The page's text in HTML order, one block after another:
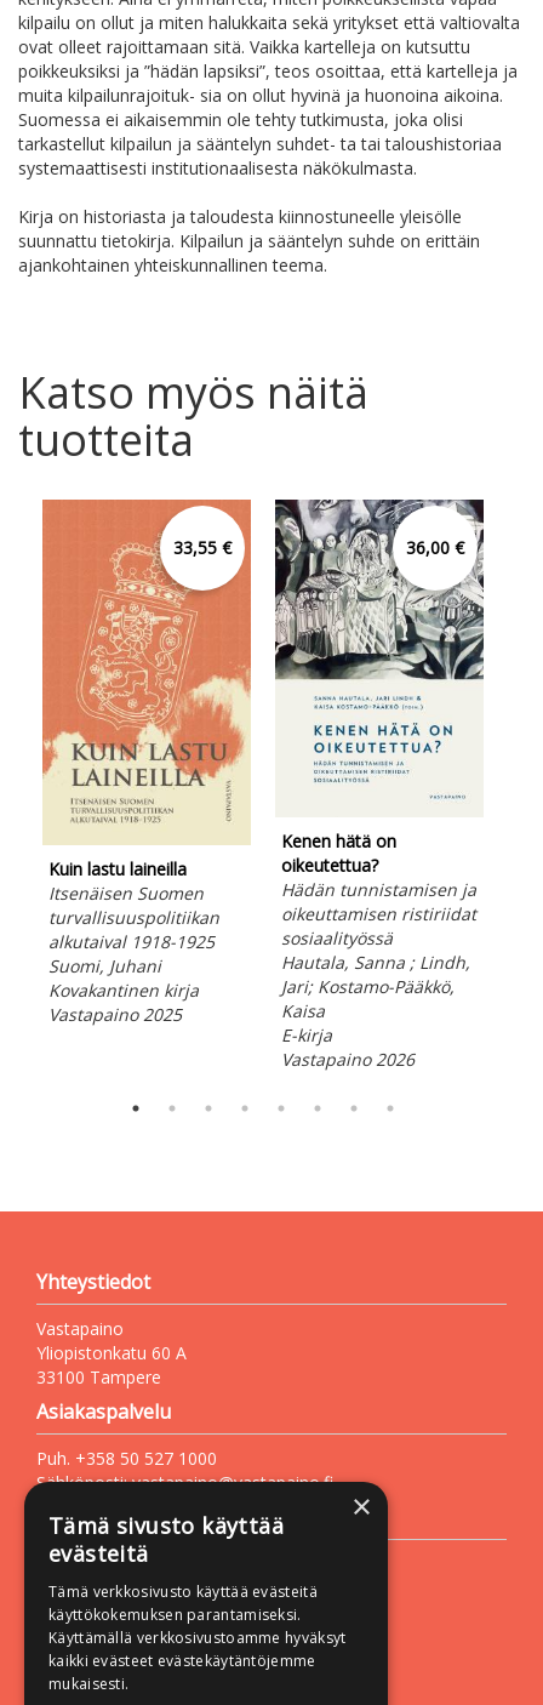
kilpailu on ollut ja miten halukkaita sekä yritykset että valtiovalta
ovat olleet rajoittamaan sitä. Vaikka kartelleja on kutsuttu
poikkeuksiksi ja ”hädän lapsiksi”, teos osoittaa, että kartelleja ja
muita kilpailunrajoituk- sia on ollut hyvinä ja huonoina aikoina.
Suomessa ei aikaisemmin ole tehty tutkimusta, joka olisi
tarkastellut kilpailun ja sääntelyn suhdet- ta tai taloushistoriaa
systemaattisesti institutionaalisesta näkökulmasta.
Kirja on historiasta ja taloudesta kiinnostuneelle yleisölle
suunnattu tietokirja. Kilpailun ja sääntelyn suhde on erittäin
ajankohtainen yhteiskunnallinen teema.
Katso myös näitä
tuotteita
33,55 €
Kuin lastu laineilla
Itsenäisen Suomen
turvallisuuspolitiikan
alkutaival 1918-1925
Suomi, Juhani
Kovakantinen kirja
Vastapaino 2025
36,00 €
Kenen hätä on
oikeutettua?
Hädän tunnistamisen ja
oikeuttamisen ristiriidat
sosiaalityössä
Hautala, Sanna ; Lindh,
Jari; Kostamo-Pääkkö,
Kaisa
E-kirja
Vastapaino 2026
Yhteystiedot
Vastapaino
Yliopistonkatu 60 A
33100 Tampere
Asiakaspalvelu
Puh. +358 50 527 1000
Sähköposti:vastapaino@vastapaino.fi
Lisätietoa
Toimitusehdot
Käyttöohjeet
Tietosuojaseloste
Saavutettavuusseloste
×
Tämä sivusto käyttää
evästeitä
Tämä verkkosivusto käyttää evästeitä
käyttökokemuksen parantamiseksi.
Käyttämällä verkkosivustoamme hyväksyt
kaikki evästeet evästekäytäntöjemme
mukaisesti.